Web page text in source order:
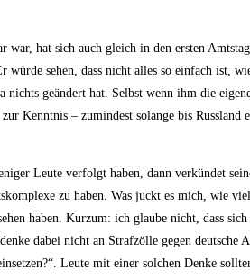
hat sich auch gleich in den ersten
sehen, dass nicht alles so einfach ist,
geändert hat. Selbst wenn ihm die
Kenntnis – zumindest solange bis
Leute verfolgt haben, dann verkündet
zu haben. Was juckt es mich, wie
haben. Kurzum: ich glaube nicht, dass
dabei nicht an Strafzölle gegen deutsche
Leute mit einer solchen Denke